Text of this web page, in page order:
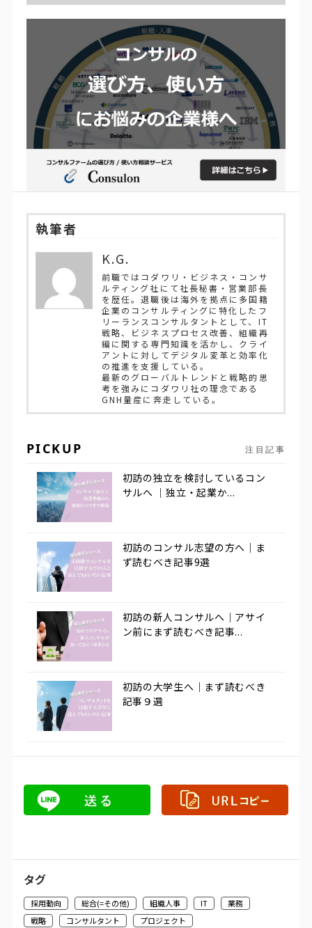
執筆者
K.G.
前職ではコダワリ・ビジネス・コンサ
ルティング社にて社長秘書・営業部長
を歴任。退職後は海外を拠点に多国籍
企業のコンサルティングに特化したフ
リーランスコンサルタントとして、IT
戦略、ビジネスプロセス改善、組織再
編に関する専門知識を活かし、クライ
アントに対してデジタル変革と効率化
の推進を支援している。
最新のグローバルトレンドと戦略的思
考を強みにコダワリ社の理念である
GNH量産に奔走している。
PICKUP 注目記事
初訪の独立を検討しているコン
サルへ ｜独立・起業か...
初訪のコンサル志望の方へ｜ま
ず読むべき記事9選
初訪の新人コンサルへ｜アサイ
ン前にまず読むべき記事...
初訪の大学生へ｜まず読むべき
記事９選
タグ
採用動向 総合(=その他) 組織人事 IT
業務
戦略
コンサルタント プロジェクト